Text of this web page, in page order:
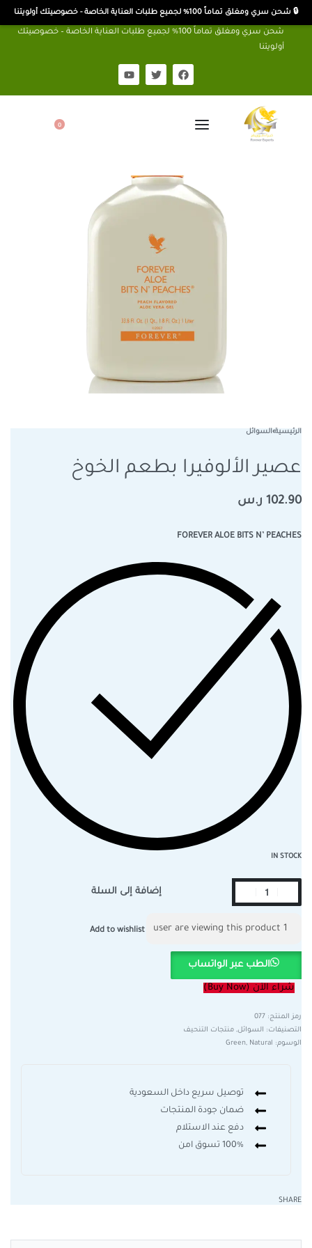
🔒 شحن سري ومغلق تماماً 100% لجميع طلبات العناية الخاصة - خصوصيتك أولويتنا
شحن سري ومغلق تماماً 100% لجميع طلبات العناية الخاصة – خصوصيتك
أولويتنا
0
الرئيسية›السوائل
عصير الألوفيرا بطعم الخوخ
102.90 ر.س
FOREVER ALOE BITS N’ PEACHES
IN STOCK
إضافة إلى السلة
1
Add to wishlist
الطب عبر الواتساب
شراء الآن (Buy Now)
077
التصنيفات: السوائل, منتجات التنحيف
الوسوم:
Green, Natural
توصيل سريع داخل السعودية
ضمان جودة المنتجات
دفع عند الاستلام
100% تسوق امن
SHARE